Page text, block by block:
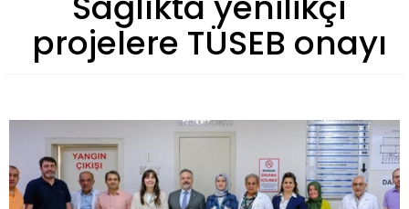
projelere TÜSEB onayı